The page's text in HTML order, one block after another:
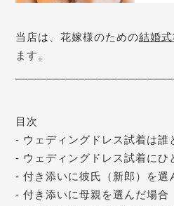
当店は、花嫁様のための結婚
目次
- ウェディングドレス試着は誰
- ウェディングドレス試着にひ
- 付き添いに彼氏（新郎）を選
- 付き添いに母親を選んだ場合